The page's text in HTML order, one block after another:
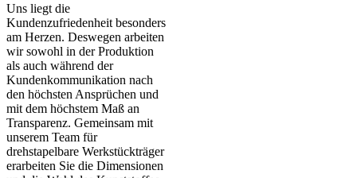
Uns liegt die
Kundenzufriedenheit besonders
am Herzen. Deswegen arbeiten
wir sowohl in der Produktion
als auch während der
Kundenkommunikation nach
den höchsten Ansprüchen und
mit dem höchstem Maß an
Transparenz. Gemeinsam mit
unserem Team für
drehstapelbare Werkstückträger
erarbeiten Sie die Dimensionen